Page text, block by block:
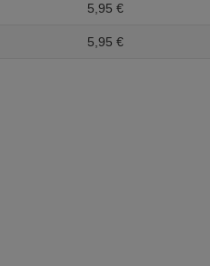
5, 95 €
5, 95 €